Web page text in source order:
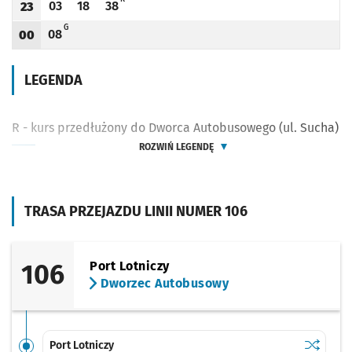
TRASA PRZEJAZDU LINII NUMER 106
106
Port Lotniczy
Dworzec Autobusowy
Port Lotniczy Sprawdź
Port
Godzina odjazdu
23
Odjazd
03
minut po godzinie 23
Odjazd
18
minut po godzinie 23
Odjazd
38
minut po godzinie 23
Godzina odjazdu
00
Odjazd
08
minut po godzinie 00
GG - KURS PRZEDŁUŻONY DO DWORCA AUTOBUSOWEGO (UL. SUCHA)
LEGENDA
R - kurs przedłużony do Dworca Autobusowego (ul. Sucha)
ROZWIŃ LEGENDĘ